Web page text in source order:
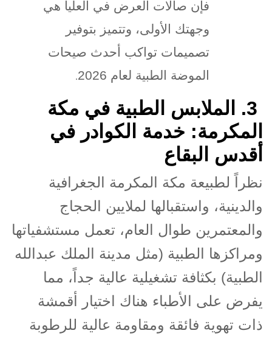
فإن صالات العرض في العليا هي
وجهتك الأولى، وتتميز بتوفير
تصميمات تواكب أحدث صيحات
الموضة الطبية لعام 2026
.
.3
الملابس الطبية في مكة
المكرمة: خدمة الكوادر في
أقدس البقاع
نظراً لطبيعة مكة المكرمة الجغرافية
والدينية، واستقبالها لملايين الحجاج
والمعتمرين طوال العام، تعمل مستشفياتها
ومراكزها الطبية (مثل مدينة الملك عبدالله
الطبية) بكثافة تشغيلية عالية جداً، مما
يفرض على الأطباء هناك اختيار أقمشة
ذات تهوية فائقة ومقاومة عالية للرطوبة